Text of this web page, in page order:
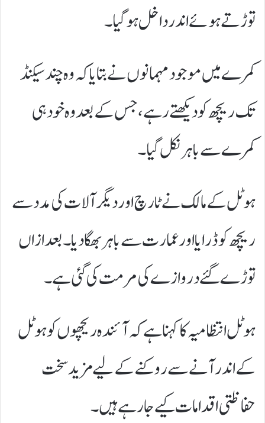
توڑتے ہوئے اندر داخل ہو گیا۔
کمرے میں موجود مہمانوں نے بتایا کہ وہ چند سیکنڈ
تک ریچھ کو دیکھتے رہے، جس کے بعد وہ خود ہی
کمرے سے باہر نکل گیا۔
ہوٹل کے مالک نے ٹارچ اور دیگر آلات کی مدد سے
ریچھ کو ڈرایا اور عمارت سے باہر بھگا دیا۔ بعدازاں
توڑے گئے دروازے کی مرمت کی گئی ہے۔
ہوٹل انتظامیہ کا کہناہے کہ آئندہ ریچھوں کو ہوٹل
کے اندر آنے سے روکنے کے لیے مزیدسخت
حفاظتی اقدامات کیے جا رہے ہیں۔